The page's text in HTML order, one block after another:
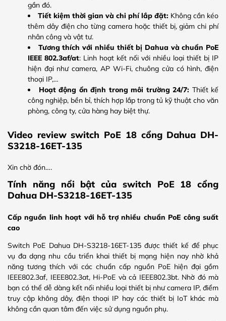
gần đó.
Tiết kiệm thời gian và chi phí lắp đặt: Không cần kéo
thêm dây điện cho từng camera hoặc thiết bị, giảm chi phí
nhân công và vật tư.
Tương thích với nhiều thiết bị Dahua và chuẩn PoE
IEEE 802.3af/at: Linh hoạt kết nối với nhiều loại thiết bị IP
hiện đại như camera, AP Wi-Fi, chuông cửa có hình, điện
thoại IP,…
Hoạt động ổn định trong môi trường 24/7: Thiết kế
công nghiệp, bền bỉ, thích hợp lắp trong tủ kỹ thuật cho văn
phòng, công ty, cửa hàng hay biệt thự.
Video review switch PoE 18 cổng Dahua DH-
S3218-16ET-135
Xin chờ đón….
Tính năng nổi bật của switch PoE 18 cổng
Dahua DH-S3218-16ET-135
Cấp nguồn linh hoạt với hỗ trợ nhiều chuẩn PoE công suất
cao
Switch PoE Dahua DH-S3218-16ET-135 được thiết kế để phục
vụ đa dạng nhu cầu triển khai thiết bị mạng hiện nay nhờ khả
năng tương thích với các chuẩn cấp nguồn PoE hiện đại gồm
IEEE802.3af, IEEE802.3at, Hi-PoE và cả IEEE802.3bt. Nhờ đó mà
bạn có thể dễ dàng kết nối nhiều loại thiết bị như camera IP, điểm
truy cập không dây, điện thoại IP hay các thiết bị IoT khác mà
không cần quan tâm đến việc sử dụng nguồn phụ.